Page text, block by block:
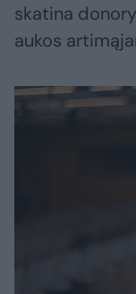
skatina
aukos